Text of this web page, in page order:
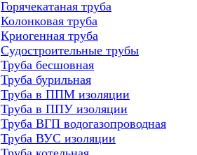
Горячекатаная труба
Колонковая труба
Криогенная труба
Судостроительные трубы
Труба бесшовная
Труба бурильная
Труба в ППМ изоляции
Труба в ППУ изоляции
Труба ВГП водогазопроводная
Труба ВУС изоляции